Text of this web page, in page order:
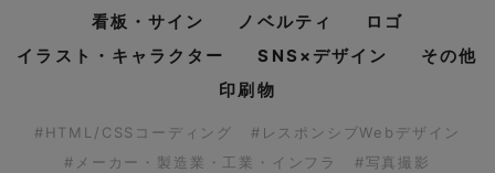
看板・サイン
ノベルティ
ロゴ
イラスト・キャラクター
SNS×デザイン
その他
印刷物
#HTML/CSSコーディング
#レスポンシブWebデザイン
#メーカー・製造業・工業・インフラ
#写真撮影